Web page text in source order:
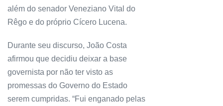
além do senador Veneziano Vital do
Rêgo e do próprio Cícero Lucena.
Durante seu discurso, João Costa
afirmou que decidiu deixar a base
governista por não ter visto as
promessas do Governo do Estado
serem cumpridas. “Fui enganado pelas